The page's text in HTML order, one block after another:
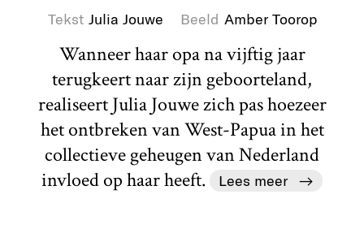
Tekst Julia Jouwe Beeld Amber Toorop
Wanneer haar opa na vijftig jaar
terugkeert naar zijn geboorteland,
realiseert Julia Jouwe zich pas hoezeer
het ontbreken van West-Papua in het
collectieve geheugen van Nederland
invloed op haar heeft.
Lees meer